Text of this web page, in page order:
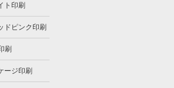
ト印刷
ドピンク印刷
刷
ージ印刷